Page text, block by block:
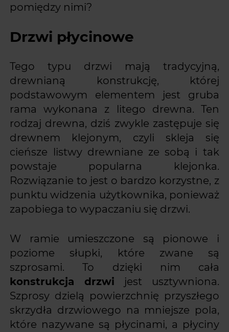
pomiędzy nimi?
Drzwi płycinowe
Tego typu drzwi mają tradycyjną,
drewnianą konstrukcję, której
podstawowym elementem jest gruba
rama wykonana z litego drewna. Ten
rodzaj drewna, dziś zwykle zastępuje się
drewnem klejonym, czyli skleja się
cieńsze listwy drewniane ze sobą i tak
powstaje popularna klejonka.
Rozwiązanie to jest o bardzo korzystne, z
punktu widzenia użytkownika, ponieważ
zapobiega to wypaczaniu się drzwi.
W ramie umieszczone są pionowe i
poziome słupki, które zwane są
szprosami. To dzięki nim cała
konstrukcja drzwi jest usztywniona.
Szprosy dzielą powierzchnię przyszłego
skrzydła drzwiowego na mniejsze pola,
które nazywane są płycinami, a płyciny